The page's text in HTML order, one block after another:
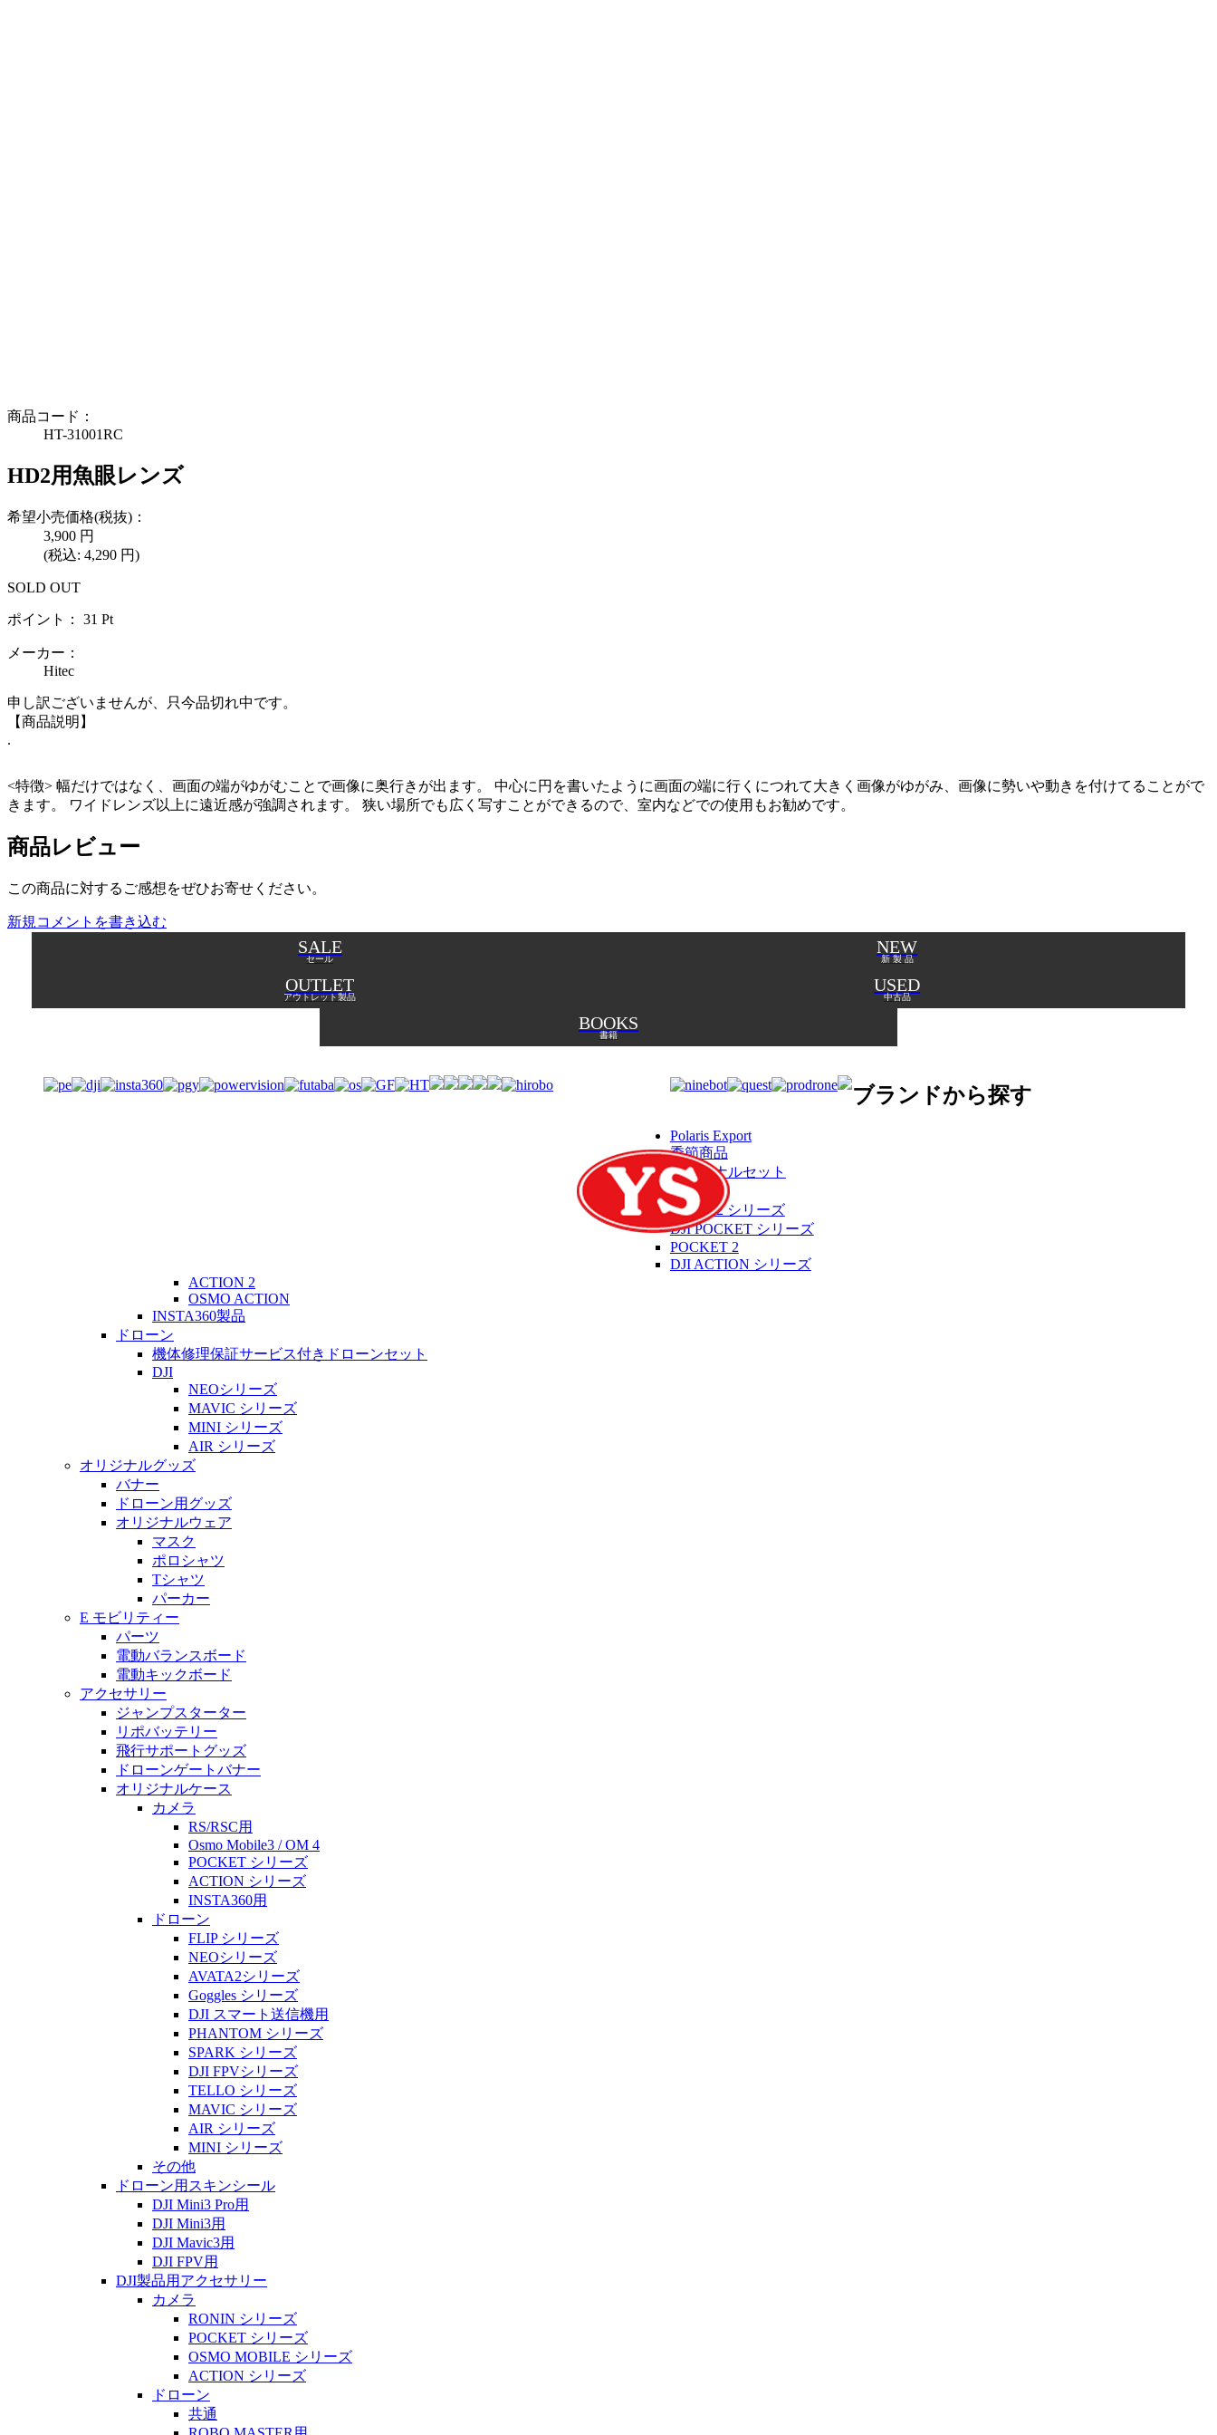
商品コード：
HT-31001RC
HD2用魚眼レンズ
希望小売価格(税抜)：
3,900 円
(税込: 4,290 円)
SOLD OUT
ポイント： 31 Pt
メーカー：
Hitec
申し訳ございませんが、只今品切れ中です。
【商品説明】
.
<特徴> 幅だけではなく、画面の端がゆがむことで画像に奥行きが出ます。 中心に円を書いたように画面の端に行くにつれて大きく画像がゆがみ、画像に勢いや動きを付けてることがで
きます。 ワイドレンズ以上に遠近感が強調されます。 狭い場所でも広く写すことができるので、室内などでの使用もお勧めです。
商品レビュー
この商品に対するご感想をぜひお寄せください。
新規コメントを書き込む
SALE
セール
NEW
新 製 品
OUTLET
アウトレット製品
USED
中古品
BOOKS
書籍
ブランドから探す
Polaris Export
季節商品
オリジナルセット
カメラ
DJI RS 2 シリーズ
DJI POCKET シリーズ
POCKET 2
DJI ACTION シリーズ
ACTION 2
OSMO ACTION
INSTA360製品
ドローン
機体修理保証サービス付きドローンセット
DJI
NEOシリーズ
MAVIC シリーズ
MINI シリーズ
AIR シリーズ
オリジナルグッズ
バナー
ドローン用グッズ
オリジナルウェア
マスク
ポロシャツ
Tシャツ
パーカー
E モビリティー
パーツ
電動バランスボード
電動キックボード
アクセサリー
ジャンプスターター
リポバッテリー
飛行サポートグッズ
ドローンゲートバナー
オリジナルケース
カメラ
RS/RSC用
Osmo Mobile3 / OM 4
POCKET シリーズ
ACTION シリーズ
INSTA360用
ドローン
FLIP シリーズ
NEOシリーズ
AVATA2シリーズ
Goggles シリーズ
DJI スマート送信機用
PHANTOM シリーズ
SPARK シリーズ
DJI FPVシリーズ
TELLO シリーズ
MAVIC シリーズ
AIR シリーズ
MINI シリーズ
その他
ドローン用スキンシール
DJI Mini3 Pro用
DJI Mini3用
DJI Mavic3用
DJI FPV用
DJI製品用アクセサリー
カメラ
RONIN シリーズ
POCKET シリーズ
OSMO MOBILE シリーズ
ACTION シリーズ
ドローン
共通